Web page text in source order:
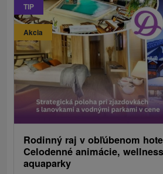
TIP
Akcia
Rodinný raj v obľúbenom
Celodenné animácie,
aquaparky